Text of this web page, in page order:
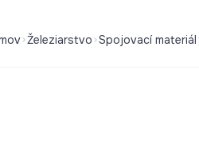
Železiarstvo Spojovací materiál